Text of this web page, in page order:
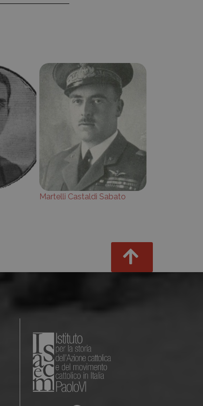
Martelli Castaldi Sabato